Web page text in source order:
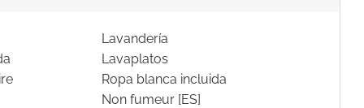
Lavandería
Lavaplatos
Ropa blanca incluida
Non fumeur [ES]